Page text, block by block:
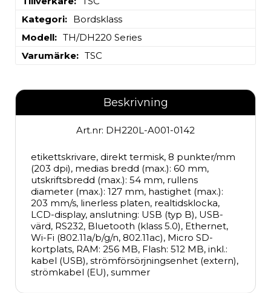
Kategori
Bordsklass
Modell
TH/DH220 Series
Varumärke
TSC
Beskrivning
Art.nr: DH220L-A001-0142
etikettskrivare, direkt termisk, 8 punkter/mm
(203 dpi), medias bredd (max.): 60 mm,
utskriftsbredd (max.): 54 mm, rullens
diameter (max.): 127 mm, hastighet (max.):
203 mm/s, linerless platen, realtidsklocka,
LCD-display, anslutning: USB (typ B), USB-
värd, RS232, Bluetooth (klass 5.0), Ethernet,
Wi-Fi (802.11a/b/g/n, 802.11ac), Micro SD-
kortplats, RAM: 256 MB, Flash: 512 MB, inkl.:
kabel (USB), strömförsörjningsenhet (extern),
strömkabel (EU), summer